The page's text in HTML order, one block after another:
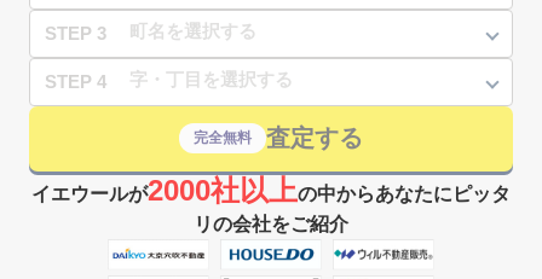
STEP 3
STEP 4
完全無料 査定する
イエウールが2000社以上の中からあなたにピッタ
リの会社をご紹介